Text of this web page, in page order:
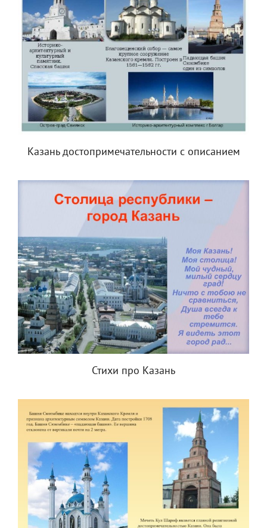
Казань достопримечательности с описанием
Стихи про Казань